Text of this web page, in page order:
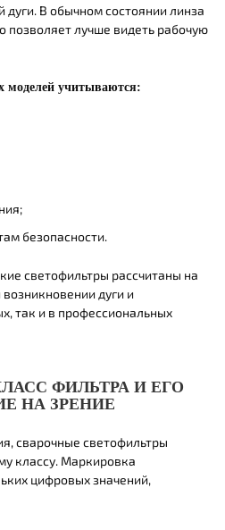
дуги. В обычном состоянии линза
позволяет лучше видеть рабочую
моделей учитываются:
безопасности.
светофильтры рассчитаны на
дуги и
так и в профессиональных
ФИЛЬТРА И ЕГО
НА ЗРЕНИЕ
сварочные светофильтры
классу. Маркировка
цифровых значений,